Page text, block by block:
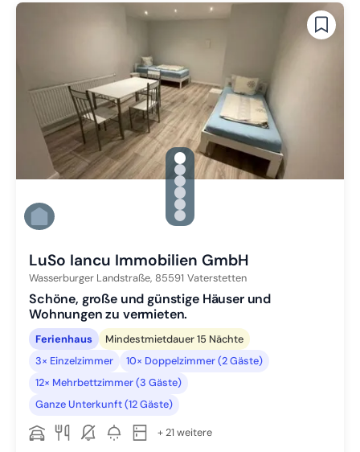
gallery.slide_selector
Zu Slide 1 wechseln
Zu Slide 2 wechseln
Zu Slide 3 wechseln
Zu Slide 4 wechseln
Zu Slide 5 wechseln
Zu Slide 6 wechseln
LuSo Iancu Immobilien GmbH
Wasserburger Landstraße, 85591 Vaterstetten
Schöne, große und günstige Häuser und
Wohnungen zu vermieten.
Ferienhaus
Mindestmietdauer 15 Nächte
3× Einzelzimmer
10× Doppelzimmer (2 Gäste)
12× Mehrbettzimmer (3 Gäste)
Ganze Unterkunft (12 Gäste)
+ 21 weitere